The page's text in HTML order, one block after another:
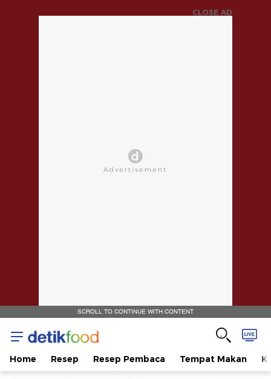
CLOSE AD
SCROLL TO CONTINUE WITH CONTENT
Home Resep Resep Pembaca Tempat Makan